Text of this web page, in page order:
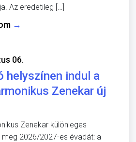
Az eredetileg […]
→
06.
helyszínen indul a
Zenekar új
Zenekar különleges
meg 2026/2027-es évadát: a